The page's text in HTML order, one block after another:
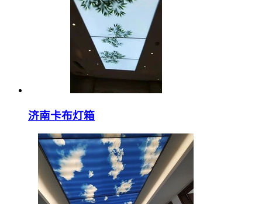
济南卡布灯箱